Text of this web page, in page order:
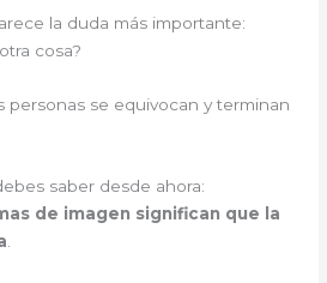
la duda más importante:
cosa?
personas se equivocan y terminan
saber desde ahora:
de imagen significan que la